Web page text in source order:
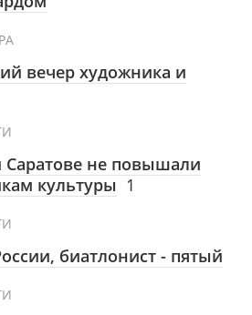
вечер художника и
Саратове не повышали
культуры 1
биатлонист - пятый